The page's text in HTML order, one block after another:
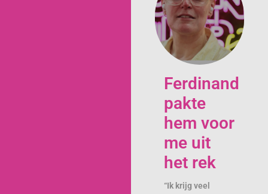
Ferdinand
pakte
hem voor
me uit
het rek
“Ik krijg veel